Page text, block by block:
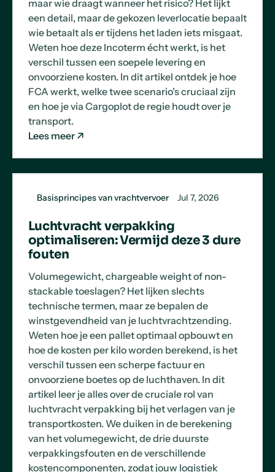
maar wie draagt wanneer het risico? Het lijkt
een detail, maar de gekozen leverlocatie bepaalt
wie betaalt als er tijdens het laden iets misgaat.
Weten hoe deze Incoterm écht werkt, is het
verschil tussen een soepele levering en
onvoorziene kosten. In dit artikel ontdek je hoe
FCA werkt, welke twee scenario's cruciaal zijn
en hoe je via Cargoplot de regie houdt over je
transport.
Lees meer
Basisprincipes van vrachtvervoer Jul 7, 2026
Luchtvracht verpakking
optimaliseren: Vermijd deze 3 dure
fouten
Volumegewicht, chargeable weight of non-
stackable toeslagen? Het lijken slechts
technische termen, maar ze bepalen de
winstgevendheid van je luchtvrachtzending.
Weten hoe je een pallet optimaal opbouwt en
hoe de kosten per kilo worden berekend, is het
verschil tussen een scherpe factuur en
onvoorziene boetes op de luchthaven. In dit
artikel leer je alles over de cruciale rol van
luchtvracht verpakking bij het verlagen van je
transportkosten. We duiken in de berekening
van het volumegewicht, de drie duurste
verpakkingsfouten en de verschillende
kostencomponenten, zodat jouw logistiek